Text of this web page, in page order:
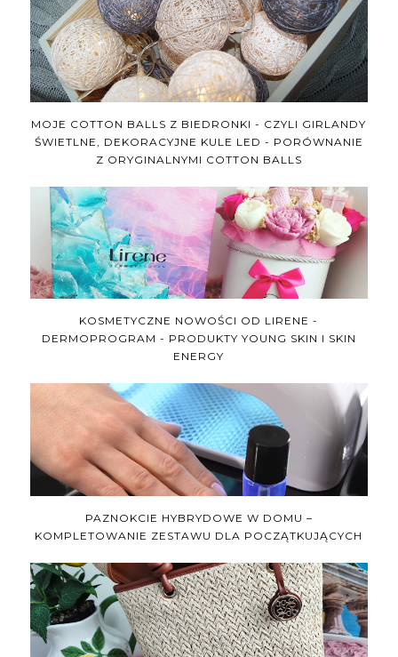
MOJE COTTON BALLS Z BIEDRONKI - CZYLI GIRLANDY
ŚWIETLNE, DEKORACYJNE KULE LED - PORÓWNANIE
Z ORYGINALNYMI COTTON BALLS
KOSMETYCZNE NOWOŚCI OD LIRENE -
DERMOPROGRAM - PRODUKTY YOUNG SKIN I SKIN
ENERGY
PAZNOKCIE HYBRYDOWE W DOMU –
KOMPLETOWANIE ZESTAWU DLA POCZĄTKUJĄCYCH